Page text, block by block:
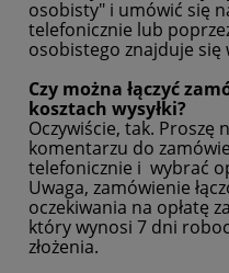
osobisty" i umówić się
telefonicznie lub
osobistego znajduje się
Czy można łączyć
kosztach wysyłki?
Oczywiście, tak. Proszę
komentarzu do
telefonicznie i wybrać
Uwaga, zamówienie
oczekiwania na opłatę
który wynosi 7 dni
złożenia.